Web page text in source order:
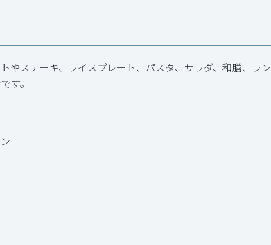
やステーキ、ライスプレート、パスタ、サラダ、和膳、ラン
す。